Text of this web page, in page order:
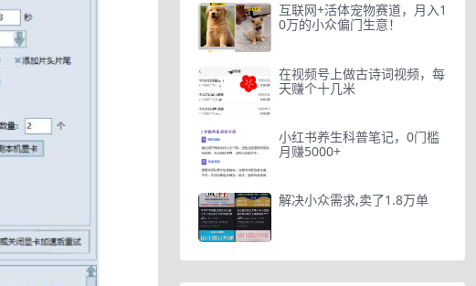
互联网+活体宠物赛道，月入1
0万的小众偏门生意！
在视频号上做古诗词视频，每
天赚个十几米
小红书养生科普笔记，0门槛
月赚5000+
解决小众需求,卖了1.8万单